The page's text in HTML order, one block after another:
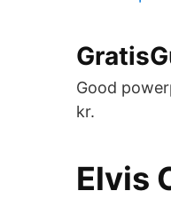
Good
kr.
Elvis